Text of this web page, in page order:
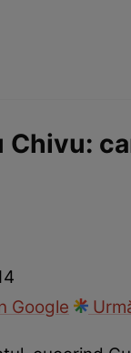
Google